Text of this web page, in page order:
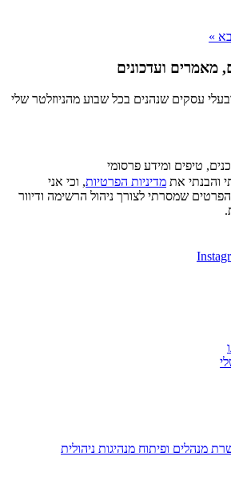
»
מאמרים ועדכונים
עסקים שנהנים בכל שבוע מהניוזלטר שלי
טיפים ומידע פרסומי
והבנתי את מדיניות הפרטיות, וכי אני
שמסרתי לצורך ניהול הרשימה ודיוור
מנהלים ופיתוח מנהיגות ניהולית